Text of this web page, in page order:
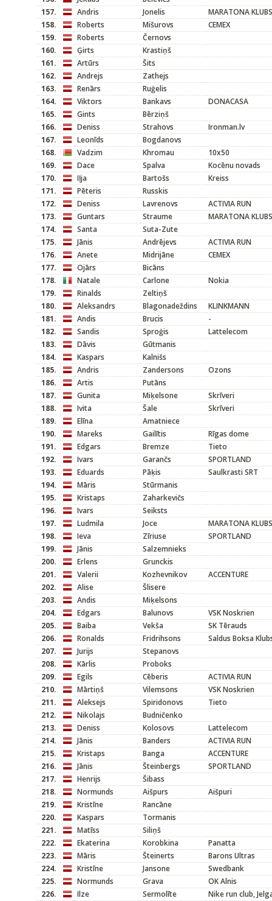
157.
Andris Jonelis
MARATONA KLUBS
158.
Roberts Mišurovs
CEMEX
159.
Roberts
Černovs
160.
Ģirts
Krastiņš
161.
Artūrs
Šits
162.
Andrejs
Zathejs
163.
Renārs
Ruģelis
164.
Viktors Bankavs
DONACASA
165.
Gints
Bērziņš
166.
Deniss Strahovs
Ironman.lv
167.
Leonīds
Bogdanovs
168.
Vadzim Khromau
10x50
169.
Dace Spalva
Kocēnu novads
170.
Iļja Bartošs
Kreiss
171.
Pēteris
Russkis
172.
Deniss Lavrenovs
ACTIVIA RUN
173.
Guntars Straume
MARATONA KLUBS
174.
Santa
Suta-Zute
175.
Jānis Andrējevs
ACTIVIA RUN
176.
Anete Midrijāne
CEMEX
177.
Ojārs
Bicāns
178.
Natale Carlone
Nokia
179.
Rinalds
Zeltiņš
180.
Aleksandrs Blagonadeždins
KLINKMANN
181.
Andis Brucis
-
182.
Sandis Sproģis
Lattelecom
183.
Dāvis
Gūtmanis
184.
Kaspars
Kalnišs
185.
Andris Zandersons
Ozons
186.
Artis
Putāns
187.
Gunita Miķelsone
Skrīveri
188.
Ivita Šale
Skrīveri
189.
Elīna
Amatniece
190.
Mareks Gailītis
Rīgas dome
191.
Edgars Bremze
Tieto
192.
Ivars Garančs
SPORTLAND
193.
Eduards Pāķis
Saulkrasti SRT
194.
Māris
Stūrmanis
195.
Kristaps
Zaharkevičs
196.
Ivars
Seiksts
197.
Ludmila Joce
MARATONA KLUBS
198.
Ieva Zīriuse
SPORTLAND
199.
Jānis
Salzemnieks
200.
Erlens
Grunckis
201.
Valerii Kozhevnikov
ACCENTURE
202.
Alise
Šlisere
203.
Andis
Miķelsons
204.
Edgars Balunovs
VSK Noskrien
205.
Baiba Vekša
SK Tērauds
206.
Ronalds Fridrihsons
Saldus Boksa
207.
Jurijs
Stepanovs
208.
Kārlis
Proboks
209.
Egils Cēberis
ACTIVIA RUN
210.
Mārtiņš Vilemsons
VSK Noskrien
211.
Aleksejs Spiridonovs
Tieto
212.
Nikolajs
Budničenko
213.
Deniss Kolosovs
Lattelecom
214.
Jānis Banders
ACTIVIA RUN
215.
Kristaps Banga
ACCENTURE
216.
Jānis Šteinbergs
SPORTLAND
217.
Henrijs
Šibass
218.
Normunds Aišpurs
Aišpuri
219.
Kristīne
Rancāne
220.
Kaspars
Tormanis
221.
Matīss
Siliņš
222.
Ekaterina Korobkina
Panatta
223.
Māris Šteinerts
Barons Ultras
224.
Kristīne Jansone
Swedbank
225.
Normunds Grava
OK Alnis
226.
Ilze Sermolīte
Nike run club,